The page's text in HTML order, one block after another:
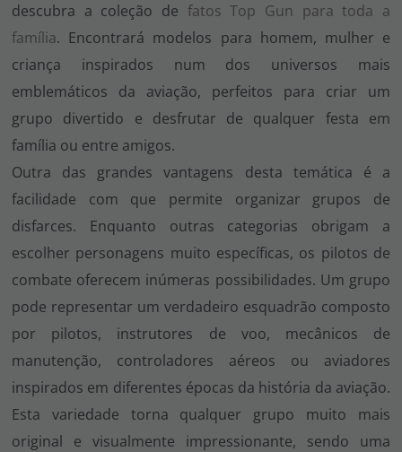
descubra a coleção de fatos Top Gun para toda a
família. Encontrará modelos para homem, mulher e
criança inspirados num dos universos mais
emblemáticos da aviação, perfeitos para criar um
grupo divertido e desfrutar de qualquer festa em
família ou entre amigos.
Outra das grandes vantagens desta temática é a
facilidade com que permite organizar grupos de
disfarces. Enquanto outras categorias obrigam a
escolher personagens muito específicas, os pilotos de
combate oferecem inúmeras possibilidades. Um grupo
pode representar um verdadeiro esquadrão composto
por pilotos, instrutores de voo, mecânicos de
manutenção, controladores aéreos ou aviadores
inspirados em diferentes épocas da história da aviação.
Esta variedade torna qualquer grupo muito mais
original e visualmente impressionante, sendo uma